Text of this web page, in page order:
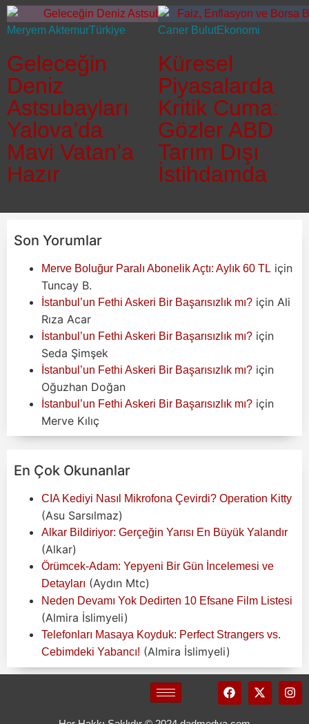
Meryem AktemurTürkiye
Geleceğin
Deniz
Astsubayları
Yalova’da
Mavi Vatan’a
Hazır
Caner BulutEkonomi
Küresel
Piyasalarda
Kritik Cuma:
Gözler ABD
Tarım Dışı
İstihdamda
Son Yorumlar
Merve Boluğur Paralı Abonelik Açtı: Aylık 60 TL için
Tuncay B.
İstanbul’un Fethi Askeri Bir Başarısızlık mı? için Ali
Rıza Acar
İstanbul’un Fethi Askeri Bir Başarısızlık mı? için
Seda Şimşek
İstanbul’un Fethi Askeri Bir Başarısızlık mı? için
Oğuzhan Doğan
İstanbul’un Fethi Askeri Bir Başarısızlık mı? için
Merve Kılıç
En Çok Okunanlar
CIA Kediyi Nasıl Mikrofona Çevirdi? Operation Kitty
(Asu Sarsılmaz)
Alkar Bildiriyor: Gerçeğin Yarısı En Büyük Yalandır
(Alkar)
Örümcek-Adam: Yepyeni Bir Gün İncelemesi ve
Detayları (Aydın Mtc)
Neden Devamı Yok Dedirten 10 Efsane Film Listesi
(Almira İslimyeli)
Telefonları Masaya Koyduk: Perfect Strangers vs.
Cebimdeki Yabancı! (Almira İslimyeli)